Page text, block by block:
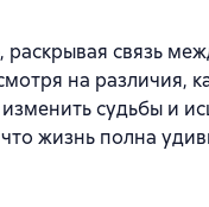
связь
на различия,
судьбы и
жизнь полна